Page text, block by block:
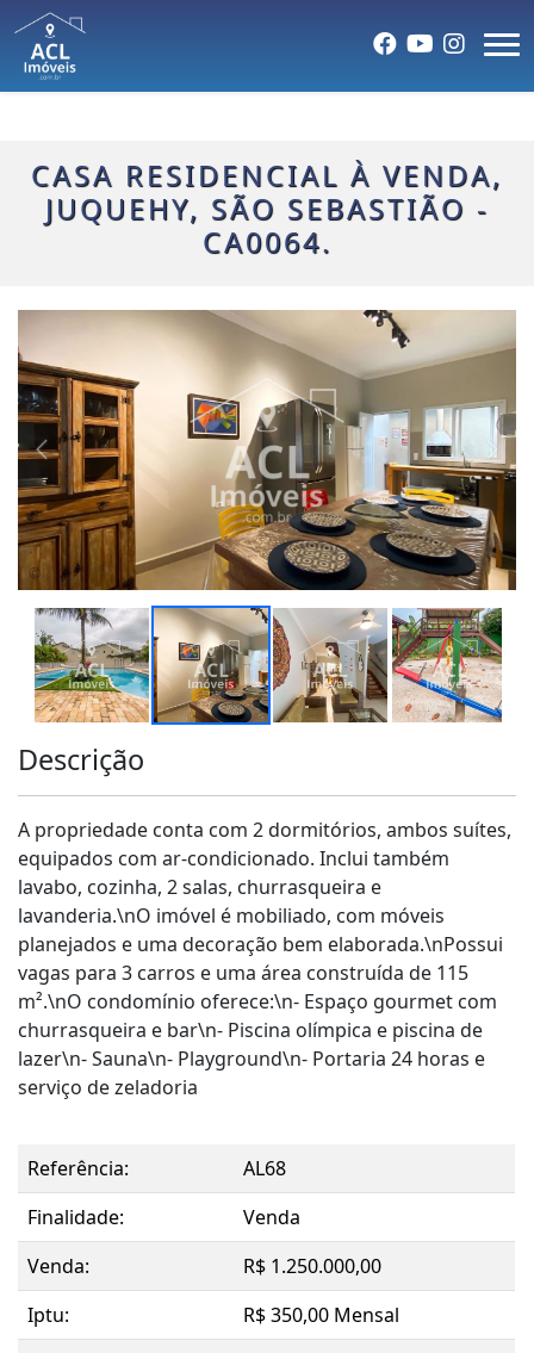
CASA RESIDENCIAL À VENDA,
JUQUEHY, SÃO SEBASTIÃO -
CA0064.
Descrição
A propriedade conta com 2 dormitórios, ambos suítes,
equipados com ar-condicionado. Inclui também
lavabo, cozinha, 2 salas, churrasqueira e
lavanderia.\nO imóvel é mobiliado, com móveis
planejados e uma decoração bem elaborada.\nPossui
vagas para 3 carros e uma área construída de 115
m².\nO condomínio oferece:\n- Espaço gourmet com
churrasqueira e bar\n- Piscina olímpica e piscina de
lazer\n- Sauna\n- Playground\n- Portaria 24 horas e
serviço de zeladoria
Referência:
AL68
Finalidade:
Venda
Venda:
R$ 1.250.000,00
Iptu:
R$ 350,00 Mensal